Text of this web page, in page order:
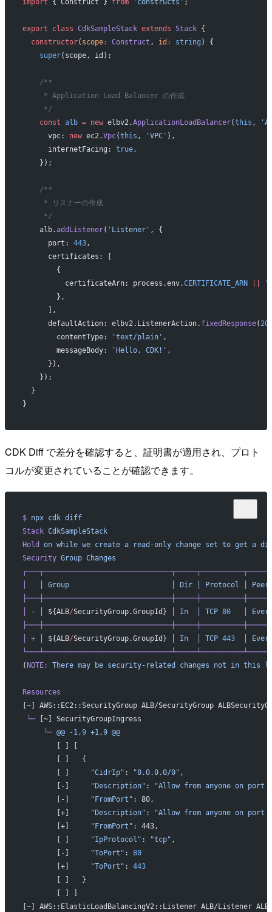
import { Construct } from 'constructs' ;
export class CdkSampleStack extends Stack {
  constructor
( scope: Construct , id : string ) {
    super
(scope, id);
    /**
     * Application Load Balancer の作成
     */
    const
alb = new elbv2.ApplicationLoadBalancer(this ,
      vpc:
new ec2.Vpc(this , 'VPC' ),
      internetFacing:
true,
    });
    /**
     * リスナーの作成
     */
    alb.
addListener( 'Listener' , {
      port:
443,
      certificates: [
        {
          certificateArn: process.env.
CERTIFICATE_ARN ||
        },
      ],
      defaultAction: elbv2.ListenerAction.
fixedResponse(
        contentType:
'text/plain' ,
        messageBody:
'Hello, CDK!' ,
      }),
    });
  }
}
CDK Diff で差分を確認すると、証明書が適用され、プロト
コルが変更されていることが確認できます。
$ npx cdk diff
Stack CdkSampleStack
Hold
on while we create a read-only change set to get a
Security Group Changes
Group
                        │
Dir │ Protocol Peer
- ${ALB/SecurityGroup.GroupId} In
  │
TCP 80
   │
+ │ ${ALB/SecurityGroup.GroupId} In
  │
TCP 443
  │
( NOTE: There may be security-related changes not in this
Resources
[~] AWS::EC2::SecurityGroup ALB/SecurityGroup
└─ [~] SecurityGroupIngress
     └─
@@ -1,9 +1,9 @@
        [ ]   {
"CidrIp" : "0.0.0.0/0" ,
        [-]
"Description" :
"Allow from anyone on port
        [-]
"FromPort" : 80,
        [+]
"Description" :
"Allow from anyone on port
        [+]
"FromPort" : 443,
"IpProtocol" : "tcp" ,
        [-]
"ToPort" : 80
        [+]
"ToPort" : 443
        [ ]   }
[~] AWS::ElasticLoadBalancingV2::Listener ALB/Listener